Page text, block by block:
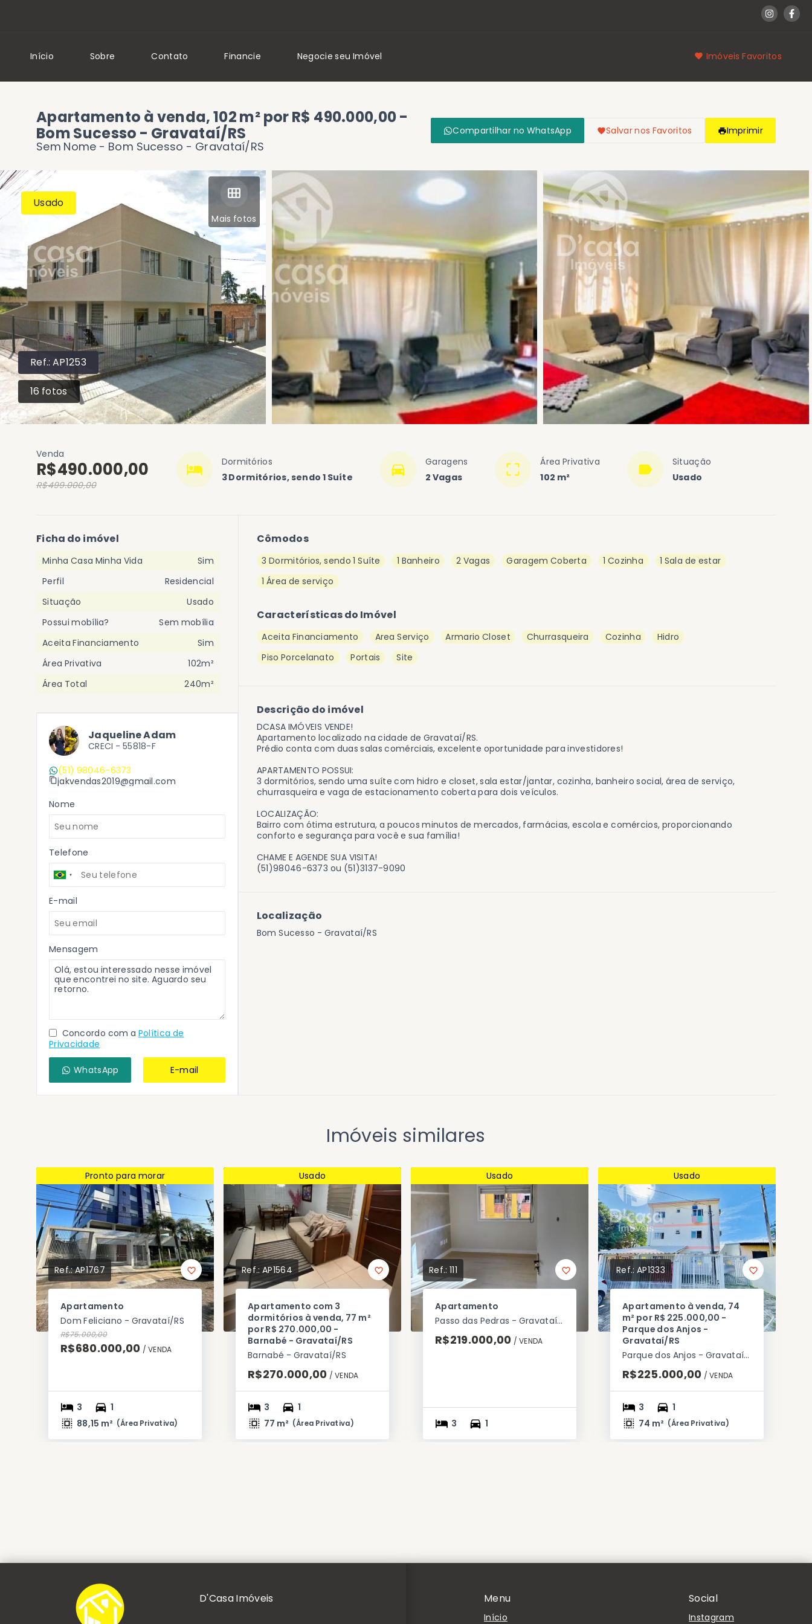
Início Sobre Contato Financie Negocie seu Imóvel Imóveis Favoritos
Apartamento à venda, 102 m² por R$ 490.000,00 -
Bom Sucesso - Gravataí/RS
Sem Nome - Bom Sucesso - Gravataí/RS
Compartilhar no WhatsApp Salvar nos Favoritos Imprimir
Ref.:AP1253
16 fotos
Mais fotos
Usado
Venda
R$490.000,00
R$499.000,00
Dormitórios
3 Dormitórios, sendo 1 Suíte
Garagens
2 Vagas
Área Privativa
102 m²
Situação
Usado
Cômodos
3 Dormitórios, sendo 1 Suíte 1 Banheiro 2 Vagas Garagem Coberta 1 Cozinha
1 Sala de estar
1 Área de serviço
Características do Imóvel
Aceita Financiamento Area Serviço Armario Closet Churrasqueira Cozinha
Hidro
Piso Porcelanato
Portais Site
Descrição do imóvel
DCASA IMÓVEIS VENDE!
Apartamento localizado na cidade de Gravataí/RS.
Prédio conta com duas salas comérciais, excelente oportunidade para investidores!
APARTAMENTO POSSUI:
3 dormitórios, sendo uma suíte com hidro e closet, sala estar/jantar, cozinha, banheiro social, área de serviço,
churrasqueira e vaga de estacionamento coberta para dois veículos.
LOCALIZAÇÃO:
Bairro com ótima estrutura, a poucos minutos de mercados, farmácias, escola e comércios, proporcionando
conforto e segurança para você e sua família!
CHAME E AGENDE SUA VISITA!
(51)98046-6373 ou (51)3137-9090
Localização
Bom Sucesso - Gravataí/RS
Ficha do imóvel
Minha Casa Minha Vida
Sim
Perfil
Residencial
Situação
Usado
Possui mobília?
Sem mobília
Aceita Financiamento
Sim
Área Privativa
102m²
Área Total
240m²
Jaqueline Adam
CRECI - 55818-F
(51) 98046-6373
jakvendas2019@gmail.com
Nome
Telefone
E-mail
Mensagem
Concordo com a Política de
Privacidade
WhatsApp E-mail
Imóveis similares
Pronto para morar
Ref.:AP1767
Apartamento
Dom Feliciano - Gravataí/RS
R$75.000,00
R$680.000,00 / VENDA
3
1
88,15 m² (Área Privativa)
Usado
Ref.:AP1564
Apartamento com 3
dormitórios à venda, 77 m²
por R$ 270.000,00 -
Barnabé - Gravataí/RS
Barnabé - Gravataí/RS
R$270.000,00 / VENDA
3
1
77 m² (Área Privativa)
Usado
Ref.:111
Apartamento
Passo das Pedras - Gravataí/RS
R$219.000,00 / VENDA
3 1
Usado
Ref.:AP1333
Apartamento à venda, 74
m² por R$ 225.000,00 -
Parque dos Anjos -
Gravataí/RS
Parque dos Anjos - Gravataí/RS
R$225.000,00 / VENDA
3
1
74 m² (Área Privativa)
Menu
Início
Social
Instagram
D'Casa Imóveis